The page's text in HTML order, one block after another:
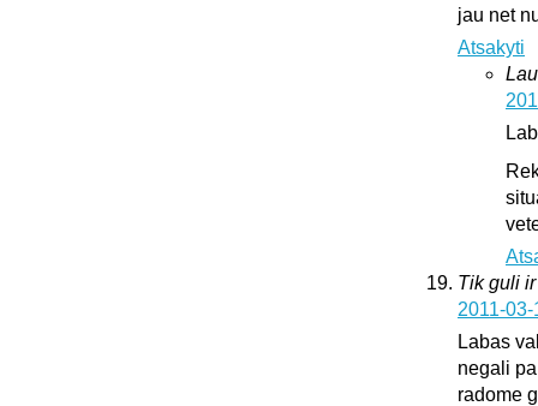
jau net
Atsakyti
Tik guli
2011-
Labas
negali
radome